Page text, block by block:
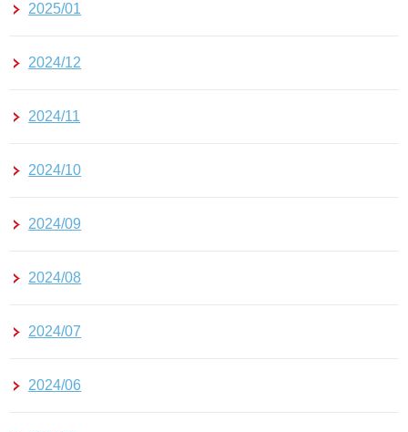
2025/01
2024/12
2024/11
2024/10
2024/09
2024/08
2024/07
2024/06